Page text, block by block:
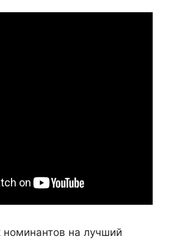
номинантов на лучший